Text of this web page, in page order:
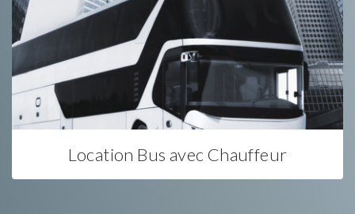
Location Bus avec Chauffeur